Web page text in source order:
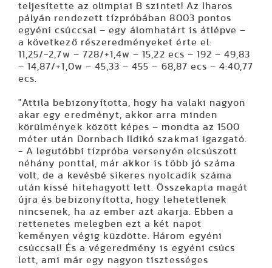
teljesítette az olimpiai B szintet! Az Iharos
pályán rendezett tízpróbában 8003 pontos
egyéni csúccsal – egy álomhatárt is átlépve –
a következő részeredményeket érte el:
11,25/-2,7w – 728/+1,4w – 15,22 ecs – 192 – 49,83
– 14,87/+1,0w – 45,33 – 455 – 68,87 ecs – 4:40,77
ecs.
"Attila bebizonyította, hogy ha valaki nagyon
akar egy eredményt, akkor arra minden
körülmények között képes – mondta az 1500
méter után Dornbach Ildikó szakmai igazgató.
- A legutóbbi tízpróba versenyén elcsúszott
néhány ponttal, már akkor is több jó száma
volt, de a kevésbé sikeres nyolcadik száma
után kissé hitehagyott lett. Összekapta magát
újra és bebizonyította, hogy lehetetlenek
nincsenek, ha az ember azt akarja. Ebben a
rettenetes melegben ezt a két napot
keményen végig küzdötte. Három egyéni
csúccsal! És a végeredmény is egyéni csúcs
lett, ami már egy nagyon tisztességes